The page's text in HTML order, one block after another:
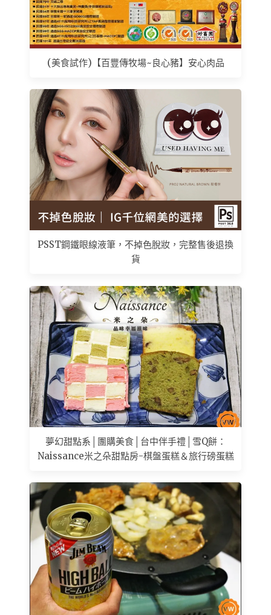
(美食試作)【百豐傳牧場~良心豬】安心肉品
PSST鋼鐵眼線液筆，不掉色脫妝，完整售後退換
貨
夢幻甜點系│團購美食│台中伴手禮│雪Q餅：
Naissance米之朵甜點房-棋盤蛋糕＆旅行磅蛋糕